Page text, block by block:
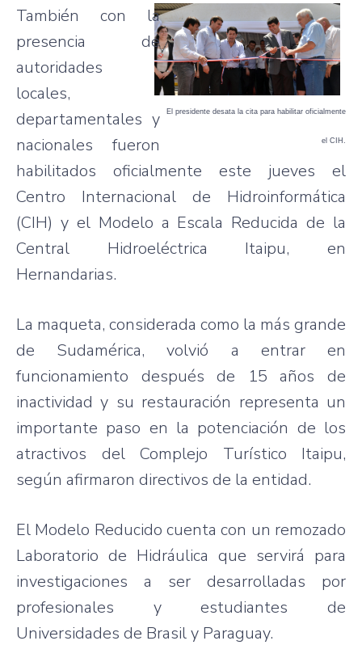
El presidente desata la cita para habilitar oficialmente
el CIH.
También con la
presencia de
autoridades
locales,
departamentales y
nacionales fueron
habilitados oficialmente este jueves el
Centro Internacional de Hidroinformática
(CIH) y el Modelo a Escala Reducida de la
Central Hidroeléctrica Itaipu, en
Hernandarias.
La maqueta, considerada como la más grande
de Sudamérica, volvió a entrar en
funcionamiento después de 15 años de
inactividad y su restauración representa un
importante paso en la potenciación de los
atractivos del Complejo Turístico Itaipu,
según afirmaron directivos de la entidad.
El Modelo Reducido cuenta con un remozado
Laboratorio de Hidráulica que servirá para
investigaciones a ser desarrolladas por
profesionales y estudiantes de
Universidades de Brasil y Paraguay.